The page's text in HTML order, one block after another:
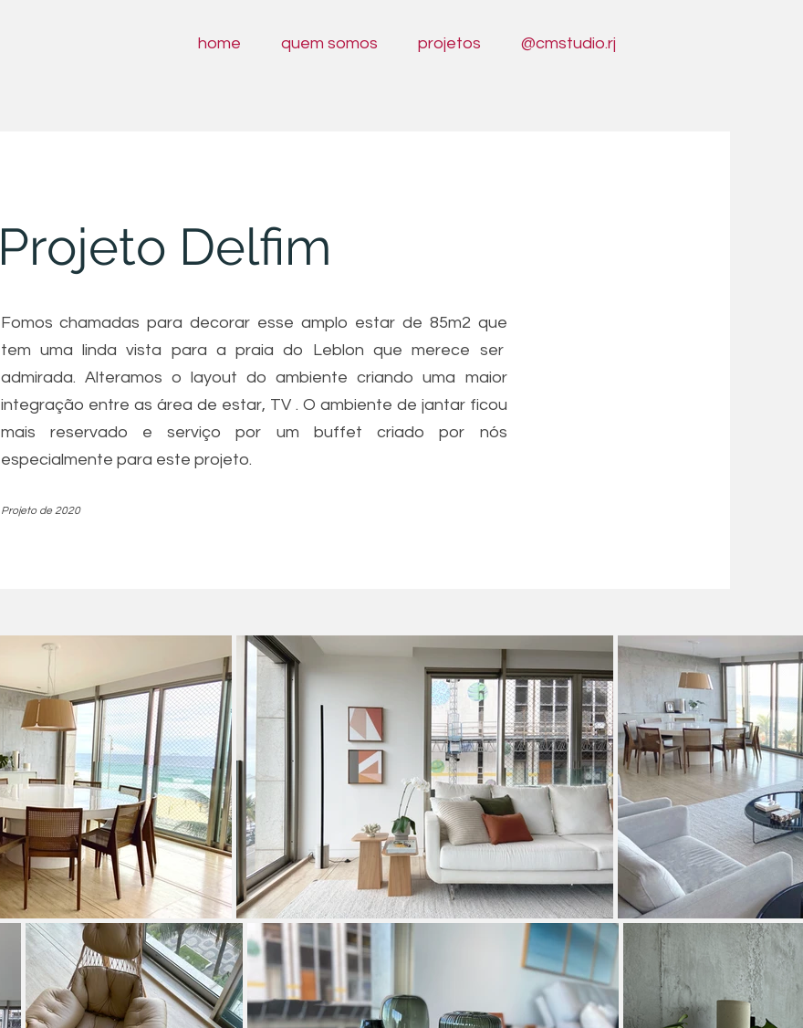
home quem somos projetos @cmstudio.rj
Projeto Delfim
Fomos chamadas para decorar esse amplo estar de 85m2 que
tem uma linda vista para a praia do Leblon que merece ser
admirada. Alteramos o layout do ambiente criando uma maior
integração entre as área de estar, TV . O ambiente de jantar ficou
mais reservado e serviço por um buffet criado por nós
especialmente para este projeto.
Projeto de 2020